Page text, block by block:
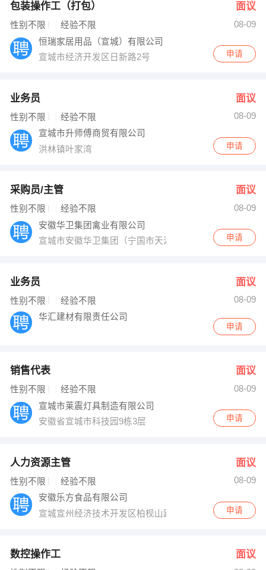
包装操作工（打包） 面议
性别不限 经验不限
08-09
恒瑞家居用品（宣城）有限公司
宣城市经济开发区日新路2号
申请
业务员 面议
性别不限 经验不限
08-09
宣城市升师傅商贸有限公司
洪林镇叶家湾
申请
采购员/主管 面议
性别不限 经验不限
08-09
安徽华卫集团禽业有限公司
宣城市安徽华卫集团（宁国市天湖镇纪律检查委员会西北
申请
业务员 面议
性别不限 经验不限
08-09
华汇建材有限责任公司
申请
销售代表 面议
性别不限 经验不限
08-09
宣城市莱震灯具制造有限公司
安徽省宣城市科技园9栋3层
申请
人力资源主管 面议
性别不限 经验不限
08-09
安徽乐方食品有限公司
宣城宣州经济技术开发区柏枧山路18号
申请
数控操作工 面议